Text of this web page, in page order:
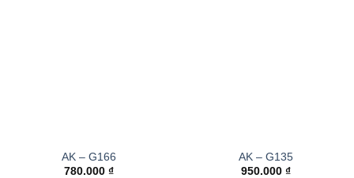
AK – G166
780.000 ₫
AK – G135
950.000 ₫